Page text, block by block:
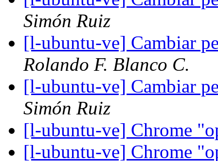
Simón Ruiz
[l-ubuntu-ve] Cambiar
Rolando F. Blanco C.
[l-ubuntu-ve] Cambiar
Simón Ruiz
[l-ubuntu-ve] Chrome
[l-ubuntu-ve] Chrome